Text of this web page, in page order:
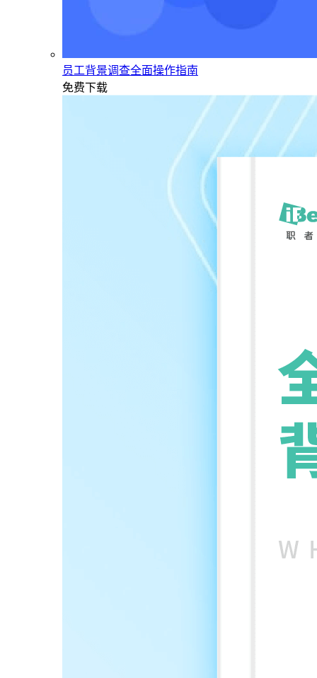
员工背景调查全面操作指南
免费下载